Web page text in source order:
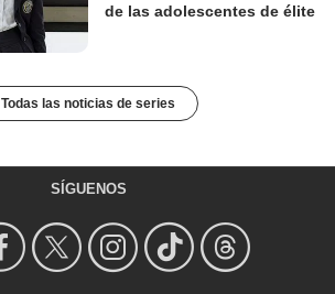
de las adolescentes de élite
Todas las noticias de series
SÍGUENOS